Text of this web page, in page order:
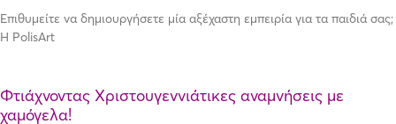
Επιθυμείτε να δημιουργήσετε μία αξέχαστη εμπειρία για τα παιδιά σας;
Η PolisArt
Φτιάχνοντας Χριστουγεννιάτικες αναμνήσεις με
χαμόγελα!